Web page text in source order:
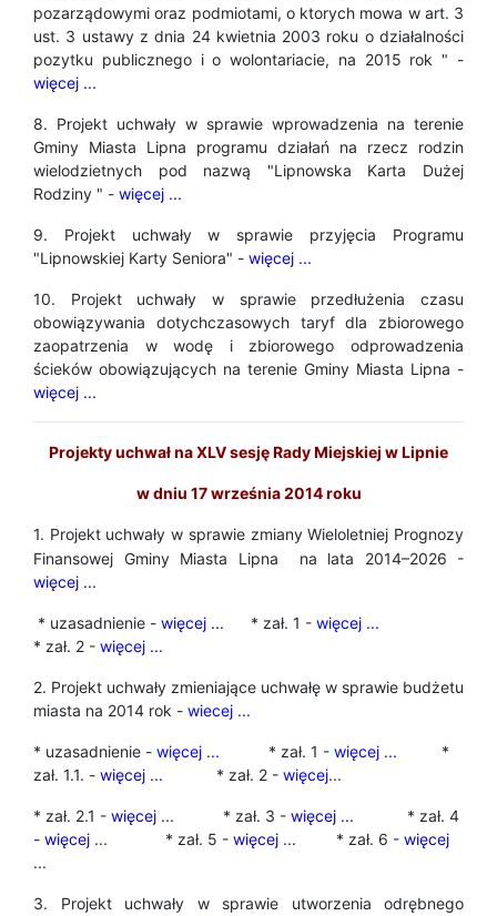
pozarządowymi oraz podmiotami, o ktorych mowa w art. 3
ust. 3 ustawy z dnia 24 kwietnia 2003 roku o działalności
pozytku publicznego i o wolontariacie, na 2015 rok " -
więcej ...
8. Projekt uchwały w sprawie wprowadzenia na terenie
Gminy Miasta Lipna programu działań na rzecz rodzin
wielodzietnych pod nazwą "Lipnowska Karta Dużej
Rodziny " - więcej ...
9. Projekt uchwały w sprawie przyjęcia Programu
"Lipnowskiej Karty Seniora" - więcej ...
10. Projekt uchwały w sprawie przedłużenia czasu
obowiązywania dotychczasowych taryf dla zbiorowego
zaopatrzenia w wodę i zbiorowego odprowadzenia
ścieków obowiązujących na terenie Gminy Miasta Lipna -
więcej ...
Projekty uchwał na XLV sesję Rady Miejskiej w Lipnie
w dniu 17 września 2014 roku
1. Projekt uchwały w sprawie zmiany Wieloletniej Prognozy
Finansowej Gminy Miasta Lipna
na lata 2014–2026 -
więcej ...
* uzasadnienie - więcej ... * zał. 1 - więcej ...
* zał. 2 - więcej ...
2. Projekt uchwały zmieniające uchwałę w sprawie budżetu
miasta na 2014 rok - wiecej ...
* uzasadnienie - więcej ... * zał. 1 - więcej ...
*
zał. 1.1. - więcej ... * zał. 2 - więcej...
* zał. 2.1 - więcej ... * zał. 3 - więcej ...
* zał. 4
- więcej ... * zał. 5 - więcej ... * zał. 6 - więcej
...
3. Projekt uchwały w sprawie utworzenia odrębnego